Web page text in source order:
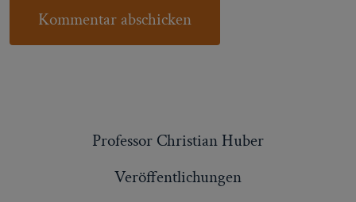
Professor Christian Huber
Veröffentlichungen